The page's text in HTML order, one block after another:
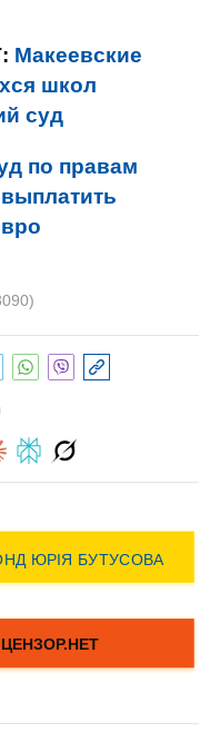
Макеевские
школ
суд
по правам